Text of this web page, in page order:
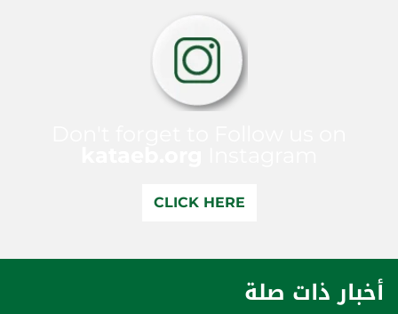
CLICK HERE
أخبار ذات صلة